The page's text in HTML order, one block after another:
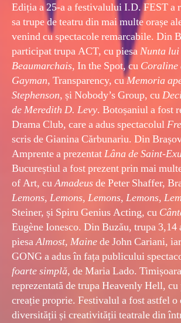
Ediția a 25-a a festivalului I.D. FEST a
sa trupe de teatru din mai multe orașe
venind cu spectacole remarcabile. Din
participat trupa ACT, cu piesaNunta
Beaumarchais, In the Spot, cu Coraline
Gayman, Transparency, cuMemoria
Stephenson, și Nobody’s Group, cu
de Meredith D. Levy. Botoșaniul a fost
Drama Club, care a adus spectacolul
scris de Gianina Cărbunariu. Din
Amprente a prezentatLâna de Saint-
Bucureștiul a fost prezent prin mai
of Art, cuAmadeusde Peter Shaffer,
Lemons, Lemons, Lemons, Lemons,
Steiner, și Spiru Genius Acting, cu
Eugène Ionesco. Din Buzău, trupa 3,14
piesaAlmost, Mainede John Cariani,
GONG a adus în fața publicului
foarte simplă, de Maria Lado.
reprezentată de trupa Heavenly Hell, cu
creație proprie. Festivalul a fost astfel o
diversității și creativității teatrale din